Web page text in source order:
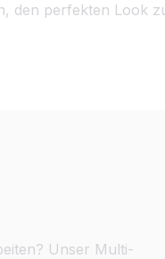
den perfekten Look
Unser Multi-